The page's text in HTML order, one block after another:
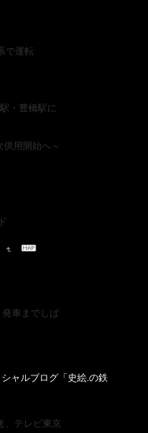
で運転
・豊橋駅に
用開始へ～
車までしば
ャルブログ「史絵.の鉄
、テレビ東京